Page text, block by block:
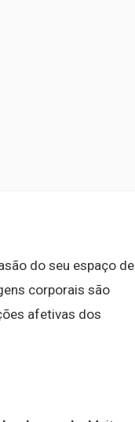
do seu espaço de
corporais são
afetivas dos